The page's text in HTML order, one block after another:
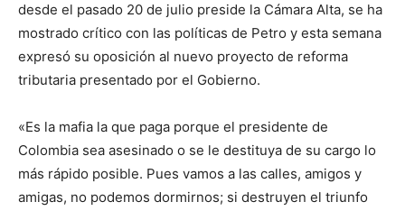
desde el pasado 20 de julio preside la Cámara Alta, se ha
mostrado crítico con las políticas de Petro y esta semana
expresó su oposición al nuevo proyecto de reforma
tributaria presentado por el Gobierno.
«Es la mafia la que paga porque el presidente de
Colombia sea asesinado o se le destituya de su cargo lo
más rápido posible. Pues vamos a las calles, amigos y
amigas, no podemos dormirnos; si destruyen el triunfo